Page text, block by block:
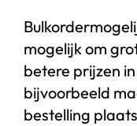
mogelijk om
betere prijzen
bijvoorbeeld
bestelling